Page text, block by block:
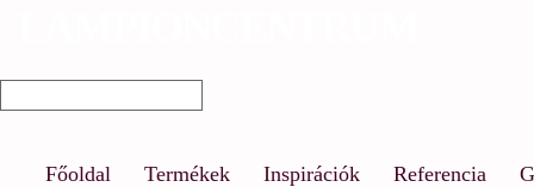
Főoldal Termékek Inspirációk Referencia